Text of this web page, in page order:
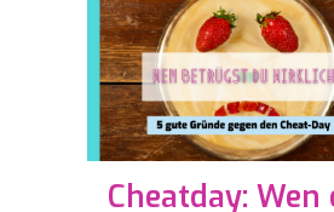
Cheatday: Wen